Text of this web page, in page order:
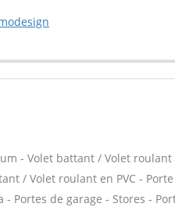
- Volet battant / Volet
/ Volet roulant en PVC -
Portes de garage - Stores -